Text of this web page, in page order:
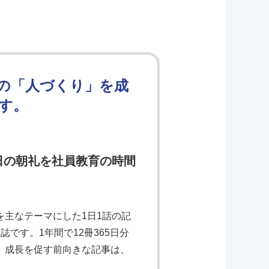
「人づくり」を成
。
朝礼を社員教育の時間
主なテーマにした1日1話の記
です。1年間で12冊365日分
長を促す前向きな記事は、